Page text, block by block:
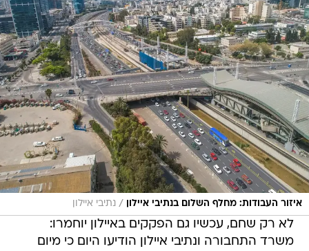
איזור העבודות: מחלף השלום בנתיבי איילון / נתיבי איילון
לא רק שחם, עכשיו גם הפקקים באיילון יוחמרו:
משרד התחבורה ונתיבי איילון הודיעו היום כי מיום